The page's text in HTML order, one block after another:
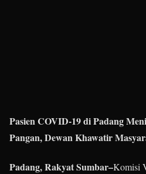
Pasien COVID-19 di Padang
Pangan, Dewan Khawatir
Padang, Rakyat Sumbar–Komisi